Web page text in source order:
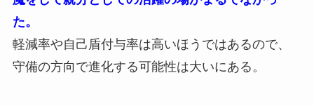
た。
軽減率や自己盾付与率は高いほうではあるので、
守備の方向で進化する可能性は大いにある。